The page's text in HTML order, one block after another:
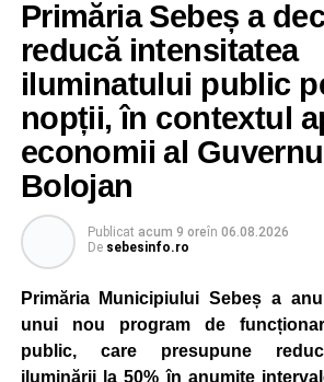
Primăria Sebeș a
reducă intensitatea
iluminatului public
nopții, în contextul
economii al
Bolojan
Publicat acum 9 oreîn 06.08.2026
De sebesinfo.ro
Primăria Municipiului Sebeș a
unui nou program de
public, care presupune
iluminării la 50% în anumite